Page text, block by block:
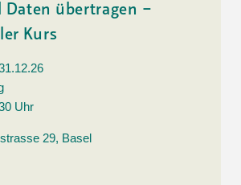
Daten übertragen –
Kurs
Uhr
29, Basel